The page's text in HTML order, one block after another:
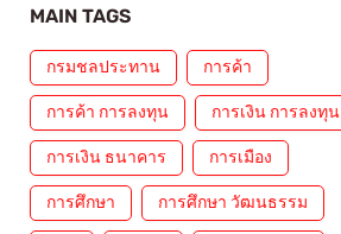
MAIN TAGS
กรมชลประทาน การค้า
การค้า การลงทุน การเงิน การลงทุน
การเงิน ธนาคาร การเมือง
การศึกษา การศึกษา วัฒนธรรม